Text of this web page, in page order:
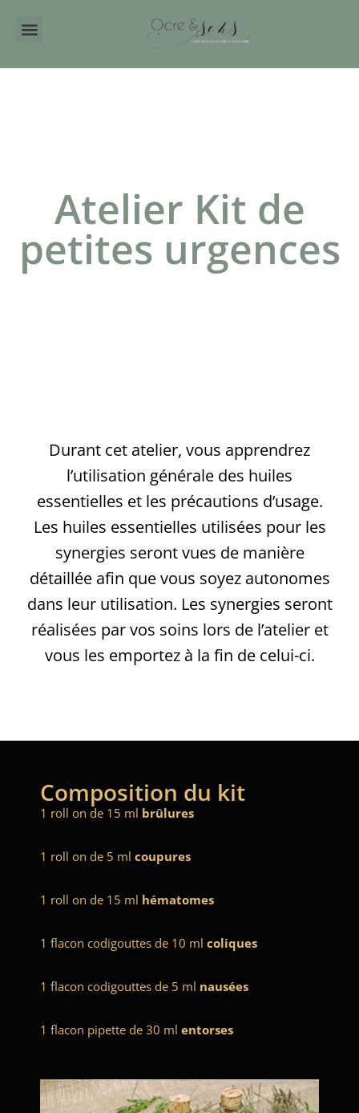
Atelier Kit de
petites urgences
Durant cet atelier, vous apprendrez
l’utilisation générale des huiles
essentielles et les précautions d’usage.
Les huiles essentielles utilisées pour les
synergies seront vues de manière
détaillée afin que vous soyez autonomes
dans leur utilisation. Les synergies seront
réalisées par vos soins lors de l’atelier et
vous les emportez à la fin de celui-ci.
Composition du kit
1 roll on de 15 ml brûlures
1 roll on de 5 ml coupures
1 roll on de 15 ml hématomes
1 flacon codigouttes de 10 ml coliques
1 flacon codigouttes de 5 ml nausées
1 flacon pipette de 30 ml entorses